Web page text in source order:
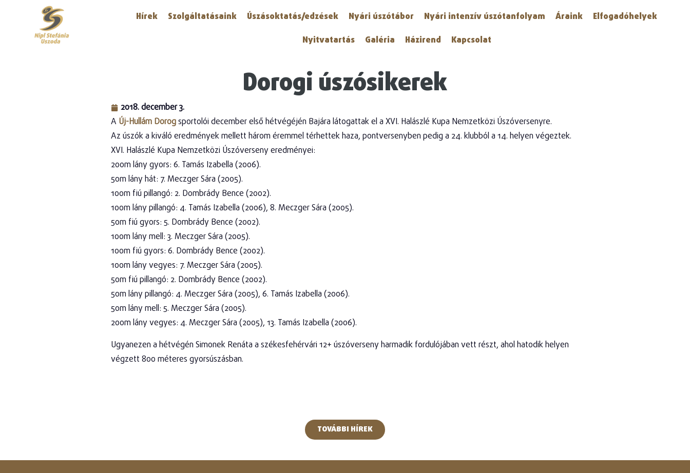
Hírek Szolgáltatásaink Úszásoktatás/edzések Nyári úszótábor Nyári intenzív úszótanfolyam Áraink
Elfogadóhelyek
Nyitvatartás
Galéria Házirend Kapcsolat
Dorogi úszósikerek
2018. december 3.
A Új-Hullám Dorogsportolói december első hétvégéjén Bajára látogattak el a XVI. Halászlé Kupa Nemzetközi Úszóversenyre.
Az úszók a kiváló eredmények mellett három éremmel térhettek haza, pontversenyben pedig a 24. klubból a 14. helyen végeztek.
XVI. Halászlé Kupa Nemzetközi Úszóverseny eredményei:
200m lány gyors: 6. Tamás Izabella (2006).
50m lány hát: 7. Meczger Sára (2005).
100m fiú pillangó: 2. Dombrády Bence (2002).
100m lány pillangó: 4. Tamás Izabella (2006), 8. Meczger Sára (2005).
50m fiú gyors: 5. Dombrády Bence (2002).
100m lány mell: 3. Meczger Sára (2005).
100m fiú gyors: 6. Dombrády Bence (2002).
100m lány vegyes: 7. Meczger Sára (2005).
50m fiú pillangó: 2. Dombrády Bence (2002).
50m lány pillangó: 4. Meczger Sára (2005), 6. Tamás Izabella (2006).
50m lány mell: 5. Meczger Sára (2005).
200m lány vegyes: 4. Meczger Sára (2005), 13. Tamás Izabella (2006).
Ugyanezen a hétvégén Simonek Renáta a székesfehérvári 12+ úszóverseny harmadik fordulójában vett részt, ahol hatodik helyen
végzett 800 méteres gyorsúszásban.
TOVÁBBI HÍREK